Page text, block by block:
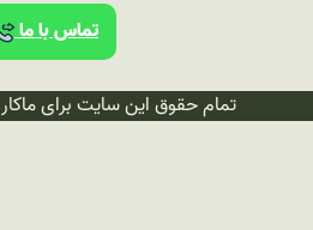
تماس با ما
تمام حقوق این سایت برای